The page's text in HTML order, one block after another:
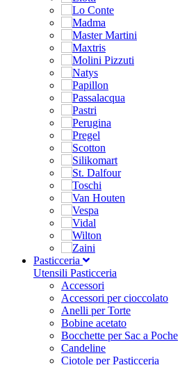
Pasticceria
Utensili Pasticceria
Accessori
Accessori per cioccolato
Anelli per Torte
Bobine acetato
Bocchette per Sac a Poche
Candeline
Ciotole per Pasticceria